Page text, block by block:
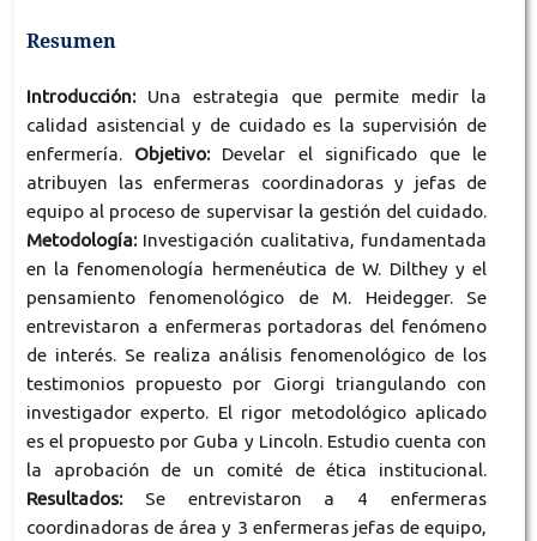
Resumen
Introducción:Una estrategia que permite medir la
calidad asistencial y de cuidado es la supervisión de
enfermería. Objetivo: Develar el significado que le
atribuyen las enfermeras coordinadoras y jefas de
equipo al proceso de supervisar la gestión del cuidado.
Metodología:Investigación cualitativa, fundamentada
en la fenomenología hermenéutica de W. Dilthey y el
pensamiento fenomenológico de M. Heidegger. Se
entrevistaron a enfermeras portadoras del fenómeno
de interés. Se realiza análisis fenomenológico de los
testimonios propuesto por Giorgi triangulando con
investigador experto. El rigor metodológico aplicado
es el propuesto por Guba y Lincoln. Estudio cuenta con
la aprobación de un comité de ética institucional.
Resultados:Se entrevistaron a 4 enfermeras
coordinadoras de área y 3 enfermeras jefas de equipo,